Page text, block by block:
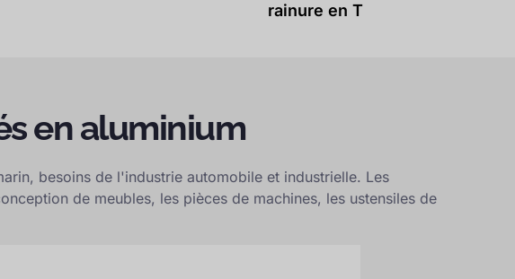
rainure en T
en aluminium
, besoins de l'industrie automobile et industrielle. Les
de meubles, les pièces de machines, les ustensiles de